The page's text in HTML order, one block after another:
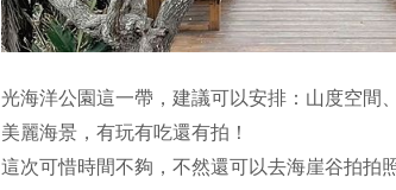
光海洋公園這一帶，建議可以安排：山度空間
美麗海景，有玩有吃還有拍！
這次可惜時間不夠，不然還可以去海崖谷拍拍